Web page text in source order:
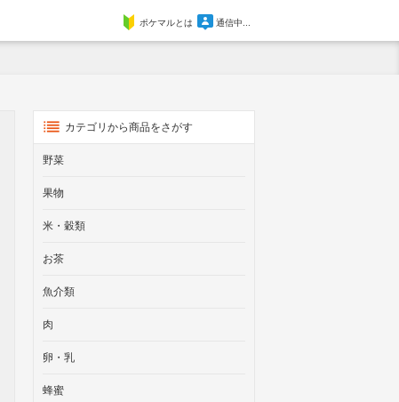
ポケマルとは 通信中...
カテゴリから商品をさがす
野菜
果物
米・穀類
お茶
魚介類
肉
卵・乳
蜂蜜